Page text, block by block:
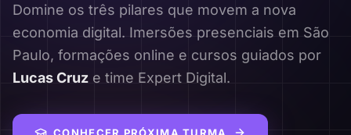
Domine os três pilares que movem a nova
economia digital. Imersões presenciais em São
Paulo, formações online e cursos guiados por
Lucas Cruz e time Expert Digital.